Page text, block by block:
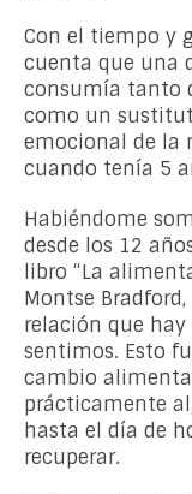
Con el tiempo y
cuenta que una
consumía tanto
como un
emocional de la
cuando tenía 5
Habiéndome
desde los 12
libro “La
Montse
relación que
sentimos. Esto
cambio
prácticamente
hasta el día de
recuperar.